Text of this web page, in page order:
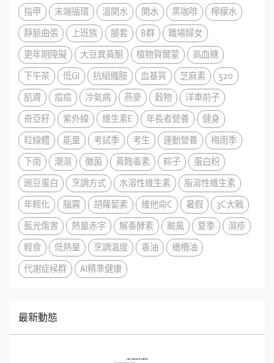
指甲
末端循環 溫開水 開水 黑咖啡
檸檬水
靜脈曲張
上班族 腿套 B群
職場婦女
更年期障礙
大豆異黃酮 植物賀爾蒙
高血糖
下午茶
低GI 抗組織胺 血基質 芝麻素
520
肌膚
痘痘 冷氣病 燕麥 穀物
洋車前子
奇亞籽
紫外線 維生素E 年長者營養
健身
粒線體
能量 考試季 考生 運動營養
梅雨季
下雨
潮濕 黴菌 黃麴毒素 粽子
蛋白粉
豌豆蛋白
烹調方式 水溶性維生素
脂溶性維生素
年輕化
腦霧 胡蘿蔔素 維他命C 暑假
3C大戰
藍光傷害
熱量赤字 解毒酵素 颱風 夏季
濕疹
輕食
低熱量 烹調溫度 毒油
橄欖油
代謝症候群
AI精準健康
最新動態